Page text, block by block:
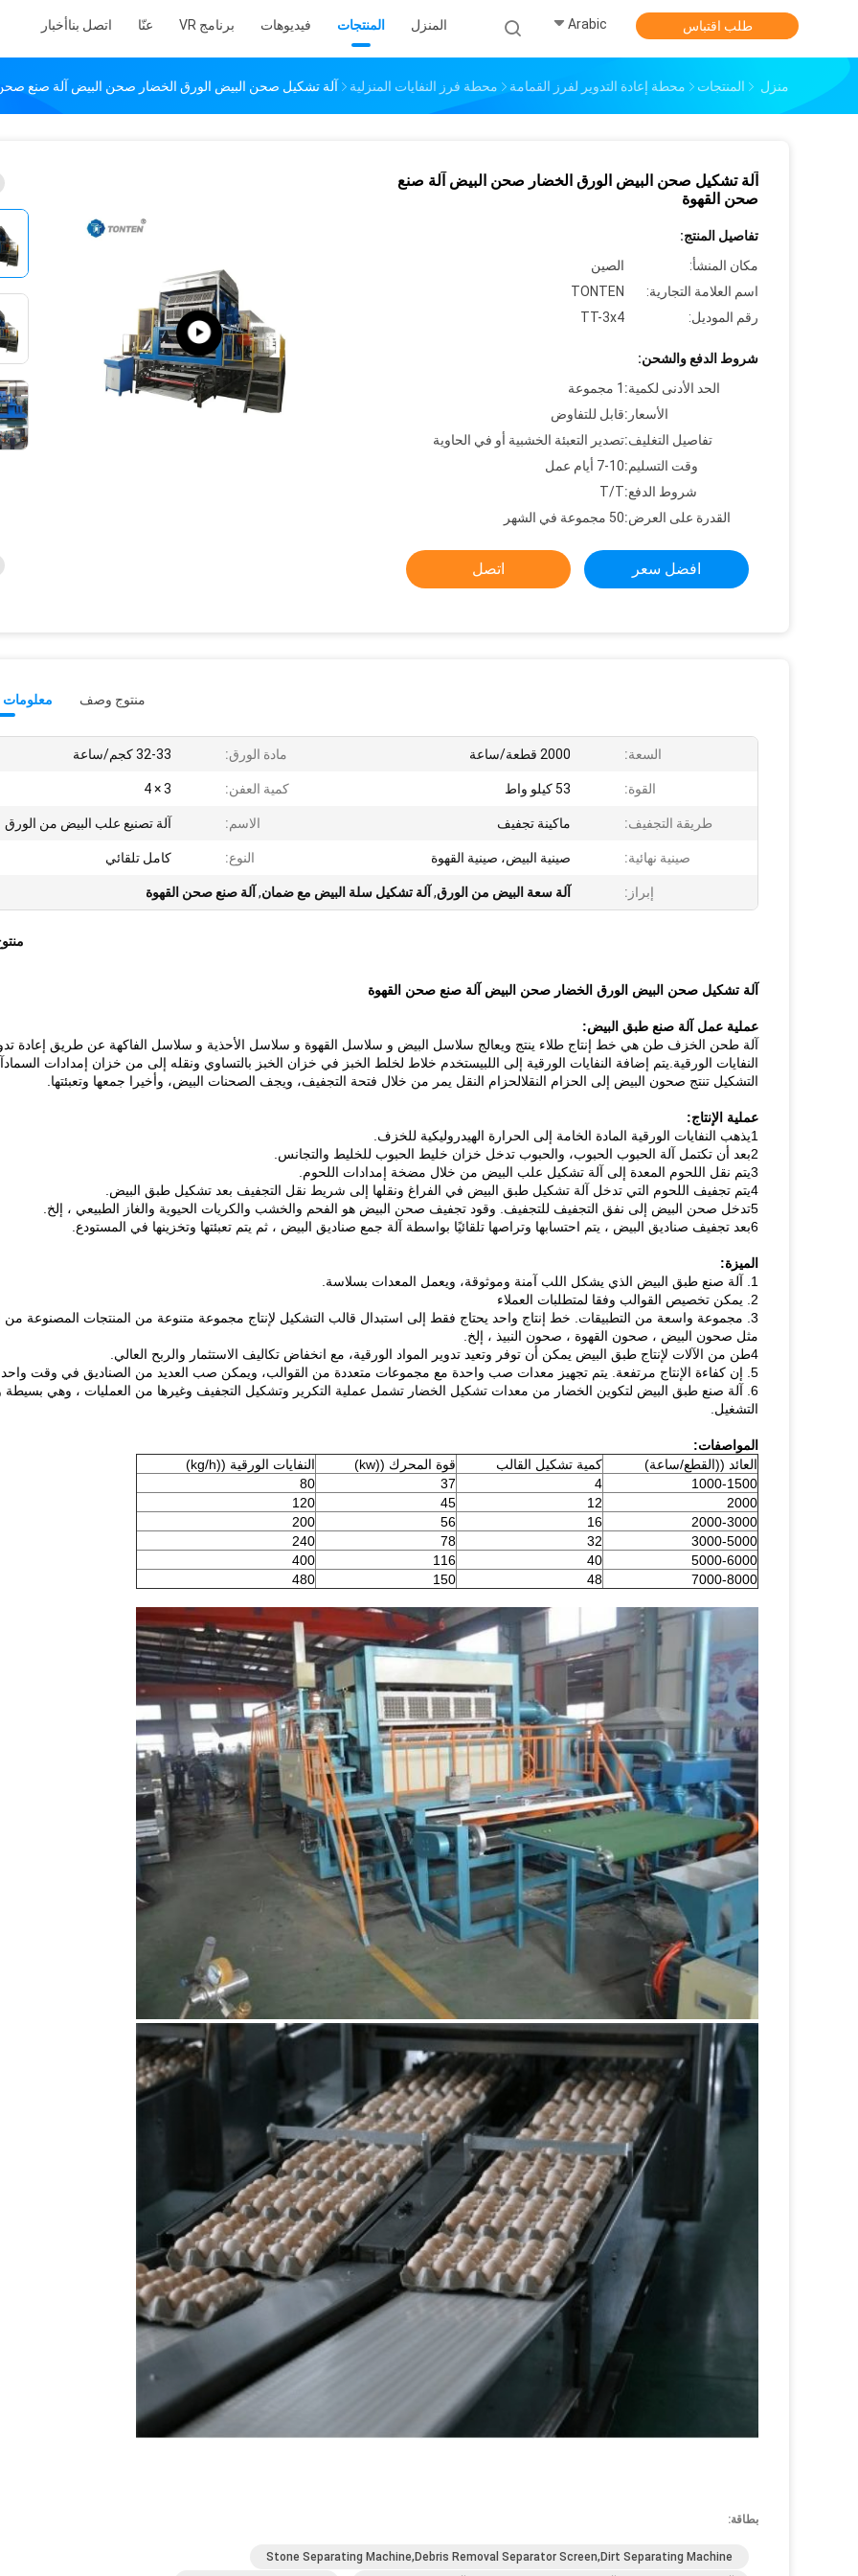
المنزل المنتجات فيديوهات برنامج VR عنّا اتصل بناأخبار Arabic طلب اقتباس
منزل المنتجات محطة إعادة التدوير لفرز القمامة محطة فرز النفايات المنزلية آلة تشكيل صحن البيض الورق الخضار صحن البيض آلة صنع
آلة تشكيل صحن البيض الورق الخضار صحن البيض آلة صنع
صحن القهوة
تفاصيل المنتج:
مكان المنشأ:
الصين
اسم العلامة التجارية:
TONTEN
رقم الموديل:
TT-3x4
شروط الدفع والشحن:
الحد الأدنى لكمية: 1 مجموعة
الأسعار:قابل للتفاوض
تفاصيل التغليف:تصدير التعبئة الخشبية أو في الحاوية
وقت التسليم:7-10 أيام عمل
شروط الدفع:T/T
القدرة على العرض:50 مجموعة في الشهر
افضل سعر اتصل
معلومات منتوج وصف
السعة: 2000 قطعة/ساعة مادة الورق: 32-33 كجم/ساعة
القوة: 53 كيلو واط كمية العفن: 3 × 4
طريقة التجفيف: ماكينة تجفيف الاسم: آلة تصنيع علب البيض من الورق
صينية نهائية: صينية البيض، صينية القهوة النوع: كامل تلقائي
إبراز: آلة سعة البيض من الورق, آلة تشكيل سلة البيض مع ضمان, آلة صنع صحن القهوة
آلة تشكيل صحن البيض الورق الخضار صحن البيض آلة صنع صحن القهوة
عملية عمل آلة صنع طبق البيض:
آلة طحن الخزف طن هي خط إنتاج طلاء ينتج ويعالج سلاسل البيض و سلاسل القهوة و سلاسل الأحذية و سلاسل الفاكهة عن طريق إعادة
النفايات الورقية.يتم إضافة النفايات الورقية إلى اللبيستخدم خلاط لخلط الخبز في خزان الخبز بالتساوي ونقله إلى من خزان إمدادات
التشكيل تنتج صحون البيض إلى الحزام النقلالحزام النقل يمر من خلال فتحة التجفيف، ويجف الصحنات البيض، وأخيرا جمعها وتعبئتها.
عملية الإنتاج:
1يذهب النفايات الورقية المادة الخامة إلى الحرارة الهيدروليكية للخزف.
2بعد أن تكتمل آلة الحبوب الحبوب، والحبوب تدخل خزان خليط الحبوب للخليط والتجانس.
3يتم نقل اللحوم المعدة إلى آلة تشكيل علب البيض من خلال مضخة إمدادات اللحوم.
4يتم تجفيف اللحوم التي تدخل آلة تشكيل طبق البيض في الفراغ ونقلها إلى شريط نقل التجفيف بعد تشكيل طبق البيض.
5تدخل صحن البيض إلى نفق التجفيف للتجفيف. وقود تجفيف صحن البيض هو الفحم والخشب والكريات الحيوية والغاز الطبيعي ، إلخ.
6بعد تجفيف صناديق البيض ، يتم احتسابها وتراصها تلقائيًا بواسطة آلة جمع صناديق البيض ، ثم يتم تعبئتها وتخزينها في المستودع.
الميزة:
1. آلة صنع طبق البيض الذي يشكل اللب آمنة وموثوقة، ويعمل المعدات بسلاسة.
2. يمكن تخصيص القوالب وفقا لمتطلبات العملاء
3. مجموعة واسعة من التطبيقات. خط إنتاج واحد يحتاج فقط إلى استبدال قالب التشكيل لإنتاج مجموعة متنوعة من المنتجات المصنوعة من
مثل صحون البيض ، صحون القهوة ، صحون النبيذ ، إلخ.
4طن من الآلات لإنتاج طبق البيض يمكن أن توفر وتعيد تدوير المواد الورقية، مع انخفاض تكاليف الاستثمار والربح العالي.
5. إن كفاءة الإنتاج مرتفعة. يتم تجهيز معدات صب واحدة مع مجموعات متعددة من القوالب، ويمكن صب العديد من الصناديق في وقت واحد.
6. آلة صنع طبق البيض لتكوين الخضار من معدات تشكيل الخضار تشمل عملية التكرير وتشكيل التجفيف وغيرها من العمليات ، وهي بسيطة
التشغيل.
المواصفات:
العائد ((القطع/ساعة)
كمية تشكيل القالب قوة المحرك ((kw)
النفايات الورقية ((kg/h)
1000-1500
4
37
80
2000
12
45
120
2000-3000
16
56
200
3000-5000
32
78
240
5000-6000
40
116
400
7000-8000
48
150
480
بطاقة:
Stone Separating Machine,Debris Removal Separator Screen,Dirt Separating Machine